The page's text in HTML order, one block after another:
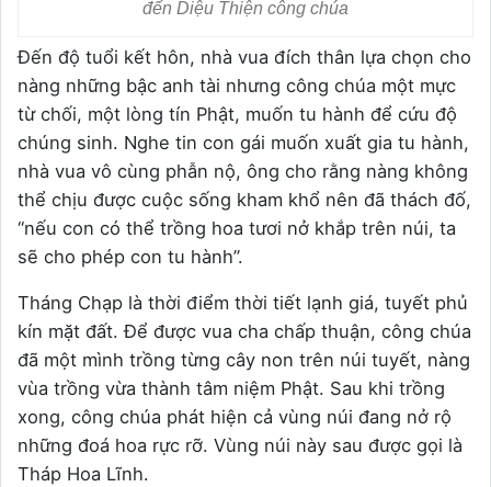
đến Diệu Thiện công chúa
Đến độ tuổi kết hôn, nhà vua đích thân lựa chọn cho
nàng những bậc anh tài nhưng công chúa một mực
từ chối, một lòng tín Phật, muốn tu hành để cứu độ
chúng sinh. Nghe tin con gái muốn xuất gia tu hành,
nhà vua vô cùng phẫn nộ, ông cho rằng nàng không
thể chịu được cuộc sống kham khổ nên đã thách đố,
“nếu con có thể trồng hoa tươi nở khắp trên núi, ta
sẽ cho phép con tu hành”.
Tháng Chạp là thời điểm thời tiết lạnh giá, tuyết phủ
kín mặt đất. Để được vua cha chấp thuận, công chúa
đã một mình trồng từng cây non trên núi tuyết, nàng
vùa trồng vừa thành tâm niệm Phật. Sau khi trồng
xong, công chúa phát hiện cả vùng núi đang nở rộ
những đoá hoa rực rỡ. Vùng núi này sau được gọi là
Tháp Hoa Lĩnh.